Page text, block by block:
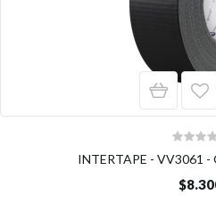
INTERTAPE - VV3061